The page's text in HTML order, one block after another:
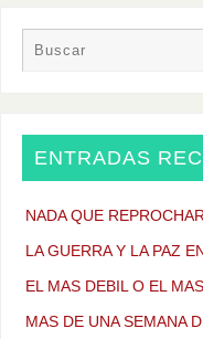
ENTRADAS
NADA QUE
LA GUERRA Y LA PAZ
EL MAS DEBIL O EL
MAS DE UNA SEMANA